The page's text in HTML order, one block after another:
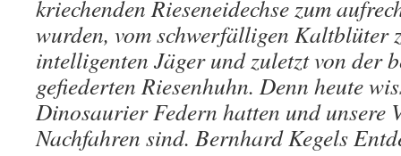
kriechenden Rieseneidechse zum
wurden, vom schwerfälligen Kaltblüter
intelligenten Jäger und zuletzt von der
gefiederten Riesenhuhn. Denn heute
Dinosaurier Federn hatten und unsere
Nachfahren sind. Bernhard Kegels